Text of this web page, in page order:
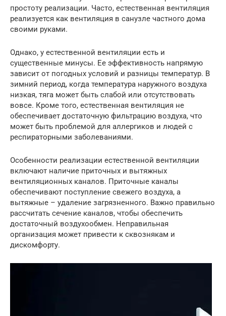
простоту реализации. Часто, естественная вентиляция
реализуется как вентиляция в санузле частного дома
своими руками.
Однако, у естественной вентиляции есть и
существенные минусы. Ее эффективность напрямую
зависит от погодных условий и разницы температур. В
зимний период, когда температура наружного воздуха
низкая, тяга может быть слабой или отсутствовать
вовсе. Кроме того, естественная вентиляция не
обеспечивает достаточную фильтрацию воздуха, что
может быть проблемой для аллергиков и людей с
респираторными заболеваниями.
Особенности реализации естественной вентиляции
включают наличие приточных и вытяжных
вентиляционных каналов. Приточные каналы
обеспечивают поступление свежего воздуха, а
вытяжные – удаление загрязненного. Важно правильно
рассчитать сечение каналов, чтобы обеспечить
достаточный воздухообмен. Неправильная
организация может привести к сквознякам и
дискомфорту.